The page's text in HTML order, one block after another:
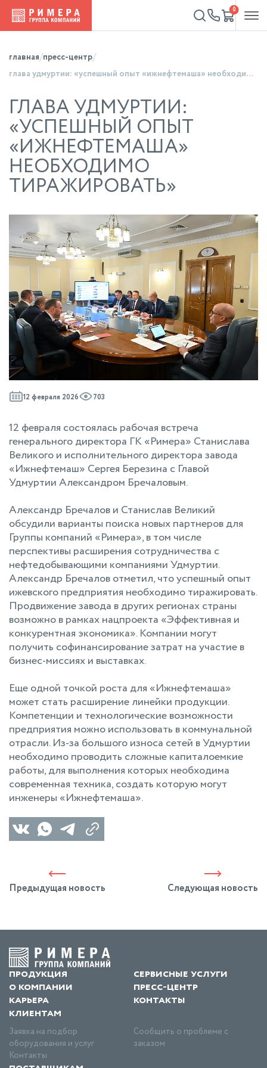
0
главная пресс-центр
глава удмуртии: «успешный опыт «ижнефтемаша» необходимо тиражировать»
ГЛАВА УДМУРТИИ:
«УСПЕШНЫЙ ОПЫТ
«ИЖНЕФТЕМАША»
НЕОБХОДИМО
ТИРАЖИРОВАТЬ»
12 февраля 2026 703
12 февраля состоялась рабочая встреча
генерального директора ГК «Римера» Станислава
Великого и исполнительного директора завода
«Ижнефтемаш» Сергея Березина с Главой
Удмуртии Александром Бречаловым.
Александр Бречалов и Станислав Великий
обсудили варианты поиска новых партнеров для
Группы компаний «Римера», в том числе
перспективы расширения сотрудничества с
нефтедобывающими компаниями Удмуртии.
Александр Бречалов отметил, что успешный опыт
ижевского предприятия необходимо тиражировать.
Продвижение завода в других регионах страны
возможно в рамках нацпроекта «Эффективная и
конкурентная экономика». Компании могут
получить софинансирование затрат на участие в
бизнес-миссиях и выставках.
Еще одной точкой роста для «Ижнефтемаша»
может стать расширение линейки продукции.
Компетенции и технологические возможности
предприятия можно использовать в коммунальной
отрасли. Из-за большого износа сетей в Удмуртии
необходимо проводить сложные капиталоемкие
работы, для выполнения которых необходима
современная техника, создать которую могут
инженеры «Ижнефтемаша».
Предыдущая новость Следующая новость
продукция
сервисные услуги
о компании
пресс-центр
карьера
контакты
клиентам
Заявка на подбор
оборудования и услуг
Сообщить о проблеме с
заказом
Контакты